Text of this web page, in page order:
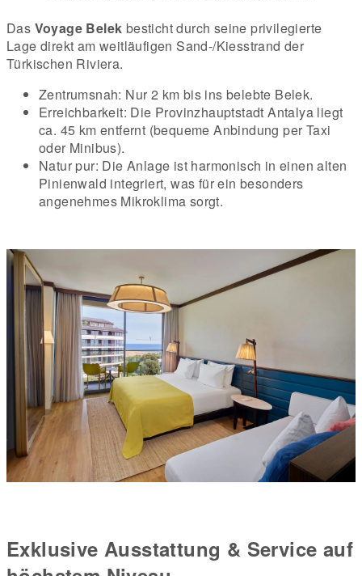
Das Voyage Belek besticht durch seine privilegierte
Lage direkt am weitläufigen Sand-/Kiesstrand der
Türkischen Riviera.
Zentrumsnah: Nur 2 km bis ins belebte Belek.
Erreichbarkeit: Die Provinzhauptstadt Antalya liegt
ca. 45 km entfernt (bequeme Anbindung per Taxi
oder Minibus).
Natur pur: Die Anlage ist harmonisch in einen alten
Pinienwald integriert, was für ein besonders
angenehmes Mikroklima sorgt.
Exklusive Ausstattung & Service auf